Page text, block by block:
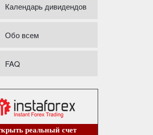
Календарь дивидендов
Обо всем
FAQ